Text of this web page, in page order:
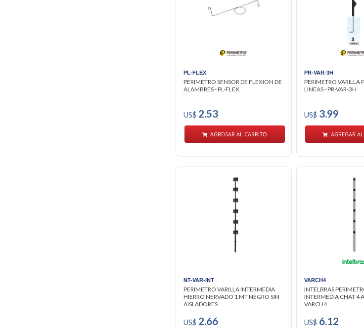
PL-FLEX
PERIMETRO SENSOR DE FLEXION DE
ALAMBRES - PL-FLEX
US$ 2.53
AGREGAR AL CARRITO
PR-VAR-3H
PERIMETRO VARILLA
LINEAS - PR-VAR-3H
US$ 3.99
AGREGAR
NT-VAR-INT
PERIMETRO VARILLA INTERMEDIA
HIERRO NERVADO 1 MT NEGRO SIN
AISLADORES
US$ 2.66
VARCH4
INTELBRAS
INTERMEDIA CHAT 4
VARCH4
US$ 6.12